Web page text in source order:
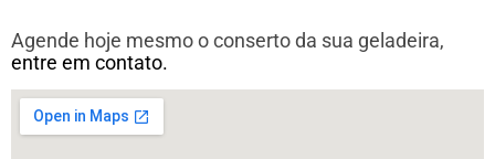
Agende hoje mesmo o conserto da sua geladeira,
entre em contato.